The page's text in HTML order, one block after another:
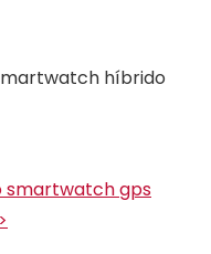
híbrido
smartwatch gps